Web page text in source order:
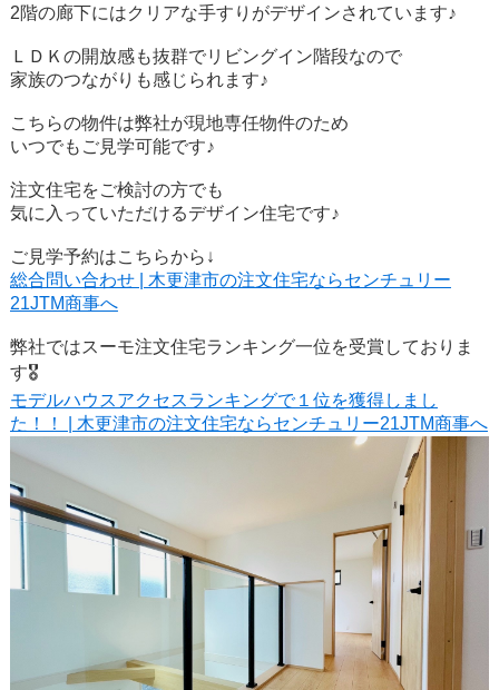
2階の廊下にはクリアな手すりがデザインされています♪
ＬＤＫの開放感も抜群でリビングイン階段なので
家族のつながりも感じられます♪
こちらの物件は弊社が現地専任物件のため
いつでもご見学可能です♪
注文住宅をご検討の方でも
気に入っていただけるデザイン住宅です♪
ご見学予約はこちらから↓
総合問い合わせ | 木更津市の注文住宅ならセンチュリー
21JTM商事へ
弊社ではスーモ注文住宅ランキング一位を受賞しておりま
す🎖
モデルハウスアクセスランキングで１位を獲得しまし
た！！ | 木更津市の注文住宅ならセンチュリー21JTM商事へ